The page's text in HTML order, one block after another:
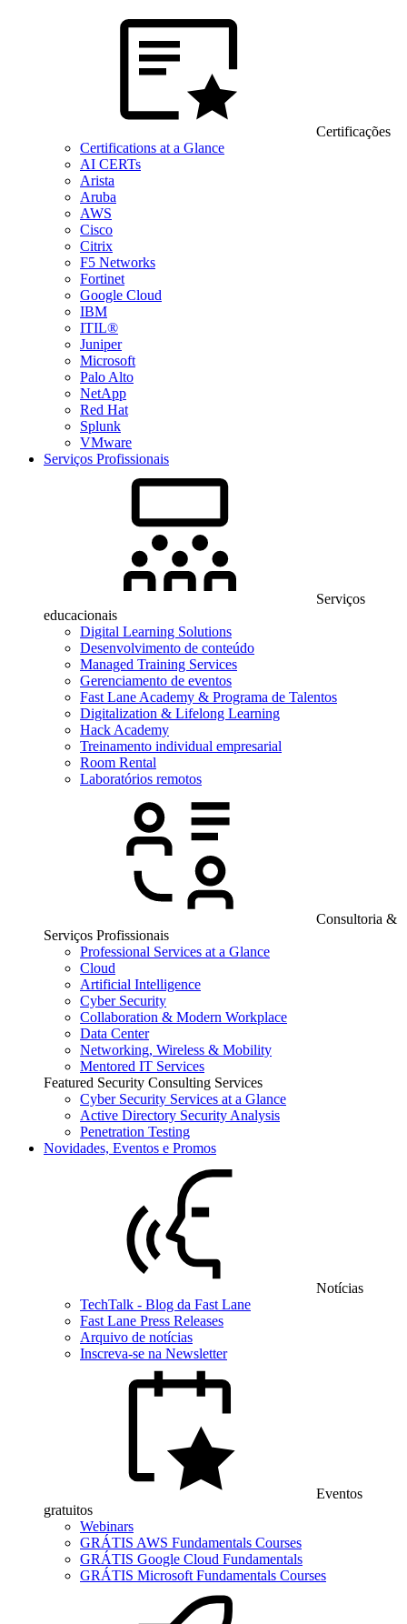
Certificações
Certifications at a Glance
AI CERTs
Arista
Aruba
AWS
Cisco
Citrix
F5 Networks
Fortinet
Google Cloud
IBM
ITIL®
Juniper
Microsoft
Palo Alto
NetApp
Red Hat
Splunk
VMware
Serviços Profissionais
Serviços
educacionais
Digital Learning Solutions
Desenvolvimento de conteúdo
Managed Training Services
Gerenciamento de eventos
Fast Lane Academy & Programa de Talentos
Digitalization & Lifelong Learning
Hack Academy
Treinamento individual empresarial
Room Rental
Laboratórios remotos
Consultoria &
Serviços Profissionais
Professional Services at a Glance
Cloud
Artificial Intelligence
Cyber Security
Collaboration & Modern Workplace
Data Center
Networking, Wireless & Mobility
Mentored IT Services
Featured Security Consulting Services
Cyber Security Services at a Glance
Active Directory Security Analysis
Penetration Testing
Novidades, Eventos e Promos
Notícias
TechTalk - Blog da Fast Lane
Fast Lane Press Releases
Arquivo de notícias
Inscreva-se na Newsletter
Eventos
gratuitos
Webinars
GRÁTIS AWS Fundamentals Courses
GRÁTIS Google Cloud Fundamentals
GRÁTIS Microsoft Fundamentals Courses